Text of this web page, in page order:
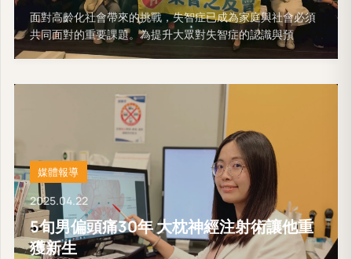
面對高齡化社會帶來的挑戰，失智症已成為家庭與社會必須
共同面對的重要課題。為提升大眾對失智症的認識與預
媒體報導
2025.04.22
5旬男偏頭痛30年 大枕神經注射術讓他重
獲新生